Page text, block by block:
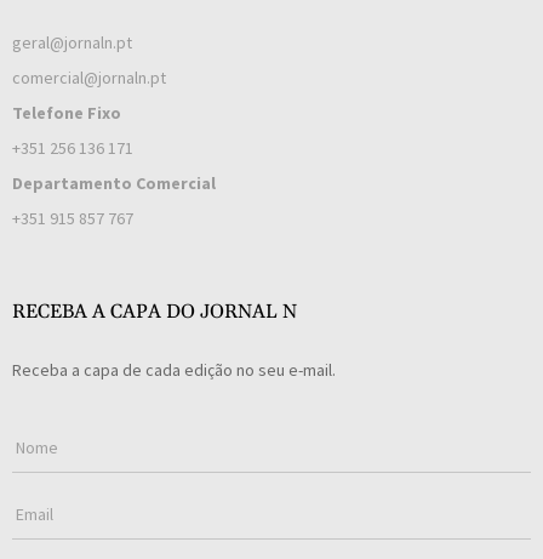
geral@jornaln.pt
comercial@jornaln.pt
Telefone Fixo
+351 256 136 171
Departamento Comercial
+351 915 857 767
RECEBA A CAPA DO JORNAL N
Receba a capa de cada edição no seu e-mail.